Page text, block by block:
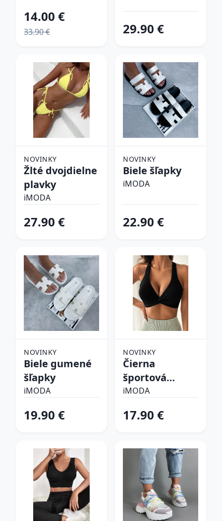
14.00 €
33.90 € 29.90 €
NOVINKY
Žlté dvojdielne
plavky
iMODA
27.90 €
NOVINKY
Biele šľapky
iMODA
22.90 €
NOVINKY
Biele gumené
šľapky
iMODA
19.90 €
NOVINKY
Čierna
športová
podprsenka
iMODA
17.90 €